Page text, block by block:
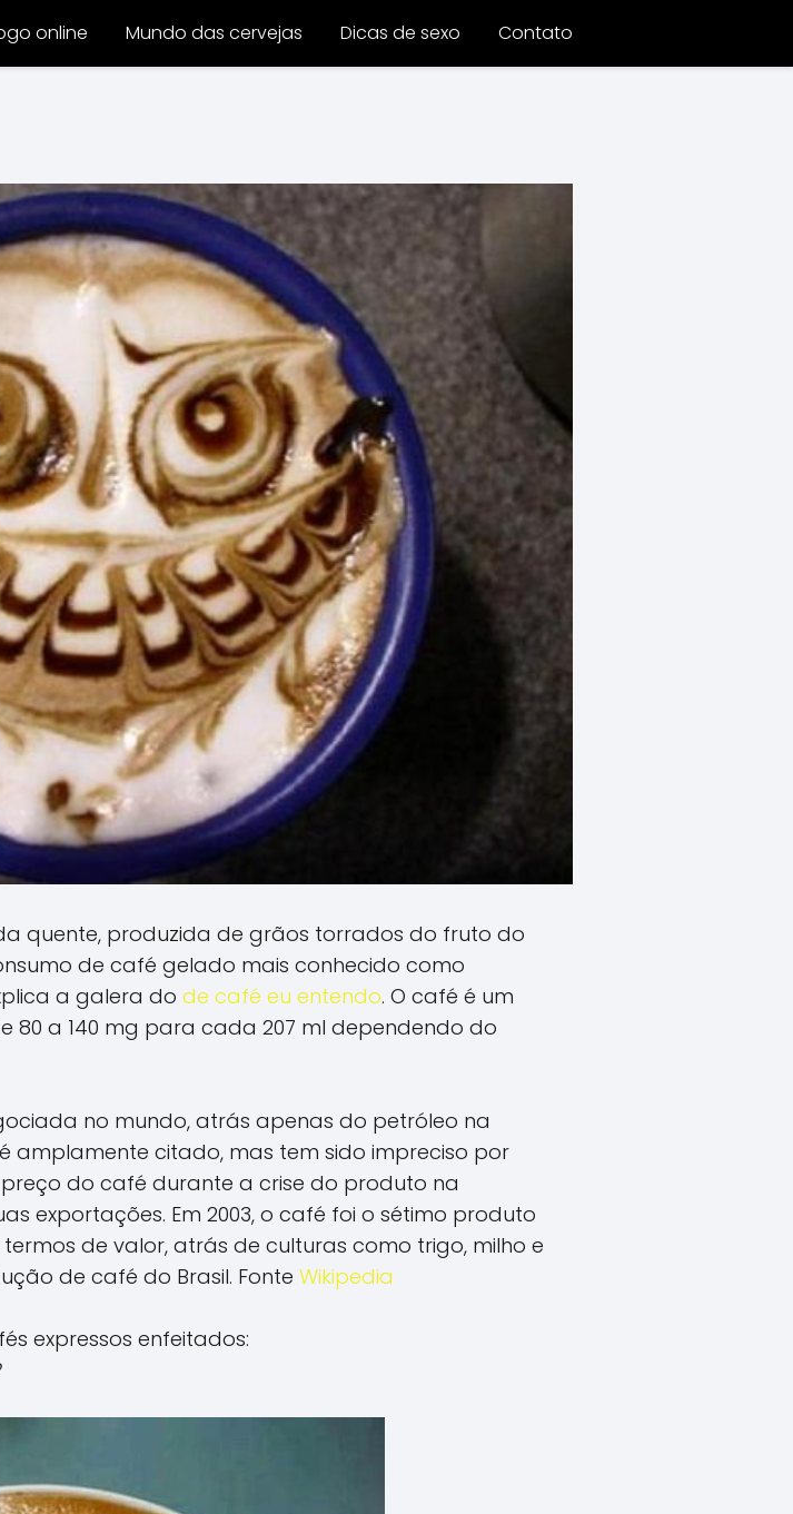
online Mundo das cervejas Dicas de sexo Contato
quente, produzida de grãos torrados do fruto do
de café gelado mais conhecido como
a galera do de café eu entendo. O café é um
80 a 140 mg para cada 207 ml dependendo do
no mundo, atrás apenas do petróleo na
amplamente citado, mas tem sido impreciso por
do café durante a crise do produto na
exportações. Em 2003, o café foi o sétimo produto
de valor, atrás de culturas como trigo, milho e
de café do Brasil. Fonte Wikipedia
expressos enfeitados: